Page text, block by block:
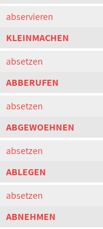
abservieren
KLEINMACHEN
absetzen
ABBERUFEN
absetzen
ABGEWOEHNEN
absetzen
ABLEGEN
absetzen
ABNEHMEN